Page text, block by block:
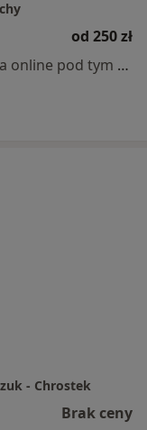
od 250 zł
Specjalista nie oferuje umawiania online pod tym adresem.
- Chrostek
Brak ceny